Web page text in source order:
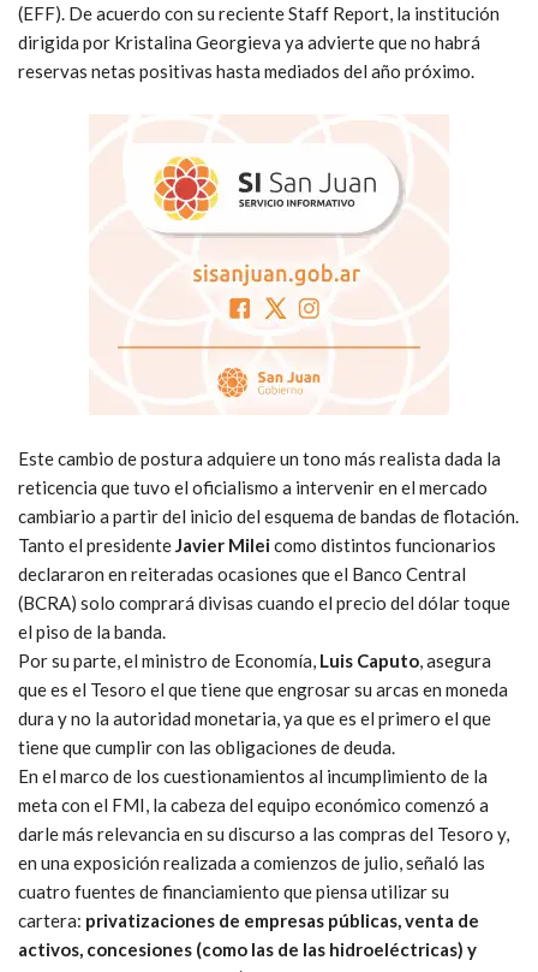
(EFF). De acuerdo con su reciente Staff Report, la institución
dirigida por Kristalina Georgieva ya advierte que no habrá
reservas netas positivas hasta mediados del año próximo.
Este cambio de postura adquiere un tono más realista dada la
reticencia que tuvo el oficialismo a intervenir en el mercado
cambiario a partir del inicio del esquema de bandas de flotación.
Tanto el presidenteJavier Mileicomo distintos funcionarios
declararon en reiteradas ocasiones que el Banco Central
(BCRA) solo comprará divisas cuando el precio del dólar toque
el piso de la banda.
Por su parte, el ministro de Economía, Luis Caputo, asegura
que es el Tesoro el que tiene que engrosar su arcas en moneda
dura y no la autoridad monetaria, ya que es el primero el que
tiene que cumplir con las obligaciones de deuda.
En el marco de los cuestionamientos al incumplimiento de la
meta con el FMI, la cabeza del equipo económico comenzó a
darle más relevancia en su discurso a las compras del Tesoro y,
en una exposición realizada a comienzos de julio, señaló las
cuatro fuentes de financiamiento que piensa utilizar su
cartera: privatizaciones de empresas públicas, venta de
activos, concesiones (como las de las hidroeléctricas) y